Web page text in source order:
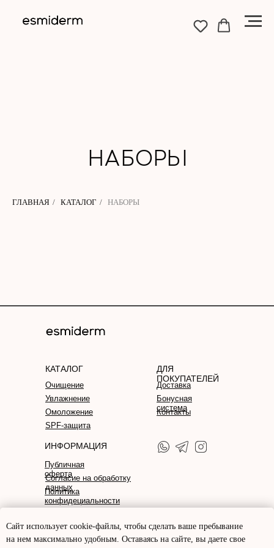
Сайт использует cookie-файлы, чтобы сделать ваше пребывание
на нем максимально удобным. Оставаясь на сайте, вы даете свое
ГЛАВНАЯ / КАТАЛОГ / НАБОРЫ
КАТАЛОГ
Очищение
Увлажнение
Омоложение
SPF-защита
ДЛЯ
ПОКУПАТЕЛЕЙ
Контакты
Бонусная
система
Доставка
ИНФОРМАЦИЯ
Публичная
оферта
Политика
конфидециальности
Согласие на обработку
данных
Разработка
Уходовая косметика для
в Наукограде Кольцово!